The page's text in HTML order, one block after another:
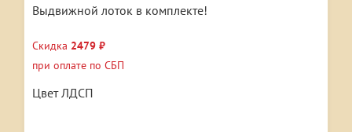
Выдвижной лоток в комплекте!
Скидка 2479 ₽
при оплате по СБП
Цвет ЛДСП